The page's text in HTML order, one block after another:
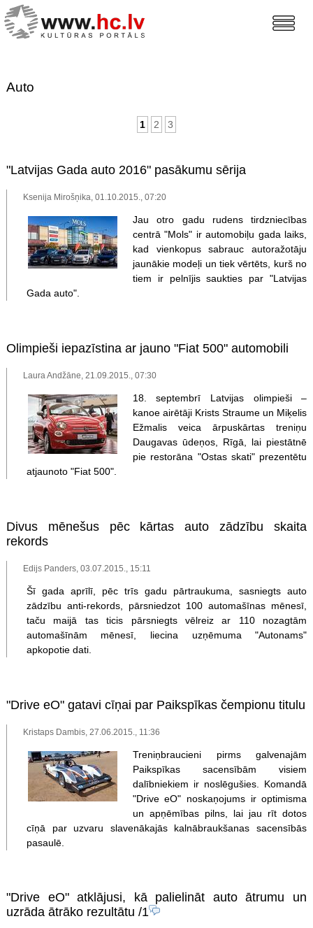
Auto
1 2 3
"Latvijas Gada auto 2016" pasākumu sērija
Ksenija Mirošņika, 01.10.2015., 07:20
Jau otro gadu rudens tirdzniecības
centrā "Mols" ir automobiļu gada laiks,
kad vienkopus sabrauc autoražotāju
jaunākie modeļi un tiek vērtēts, kurš no
tiem ir pelnījis saukties par "Latvijas
Gada auto".
Olimpieši iepazīstina ar jauno "Fiat 500" automobili
Laura Andžāne, 21.09.2015., 07:30
18. septembrī Latvijas olimpieši –
kanoe airētāji Krists Straume un Miķelis
Ežmalis veica ārpuskārtas treniņu
Daugavas ūdeņos, Rīgā, lai piestātnē
pie restorāna "Ostas skati" prezentētu
atjaunoto "Fiat 500".
Divus mēnešus pēc kārtas auto zādzību skaita
rekords
Edijs Panders, 03.07.2015., 15:11
Šī gada aprīlī, pēc trīs gadu pārtraukuma, sasniegts auto
zādzību anti-rekords, pārsniedzot 100 automašīnas mēnesī,
taču maijā tas ticis pārsniegts vēlreiz ar 110 nozagtām
automašīnām mēnesī, liecina uzņēmuma "Autonams"
apkopotie dati.
"Drive eO" gatavi cīņai par Paikspīkas čempionu titulu
Kristaps Dambis, 27.06.2015., 11:36
Treniņbraucieni pirms galvenajām
Paikspīkas sacensībām visiem
dalībniekiem ir noslēgušies. Komandā
"Drive eO" noskaņojums ir optimisma
un apņēmības pilns, lai jau rīt dotos
cīņā par uzvaru slavenākajās kalnābraukšanas sacensībās
pasaulē.
"Drive eO" atklājusi, kā palielināt auto ātrumu un
uzrāda ātrāko rezultātu /1